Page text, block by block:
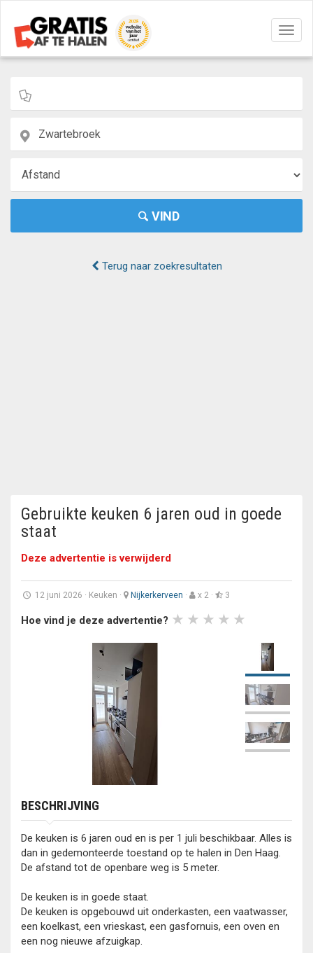
aan/
VIND
Terug naar zoekresultaten
Gebruikte keuken 6 jaren oud in goede
staat
Deze advertentie is verwijderd
12 juni 2026 · Keuken · Nijkerkerveen · x 2 · 3
Hoe vind je deze advertentie?
BESCHRIJVING
De keuken is 6 jaren oud en is per 1 juli beschikbaar. Alles is
dan in gedemonteerde toestand op te halen in Den Haag.
De afstand tot de openbare weg is 5 meter.
De keuken is in goede staat.
De keuken is opgebouwd uit onderkasten, een vaatwasser,
een koelkast, een vrieskast, een gasfornuis, een oven en
een nog nieuwe afzuigkap.